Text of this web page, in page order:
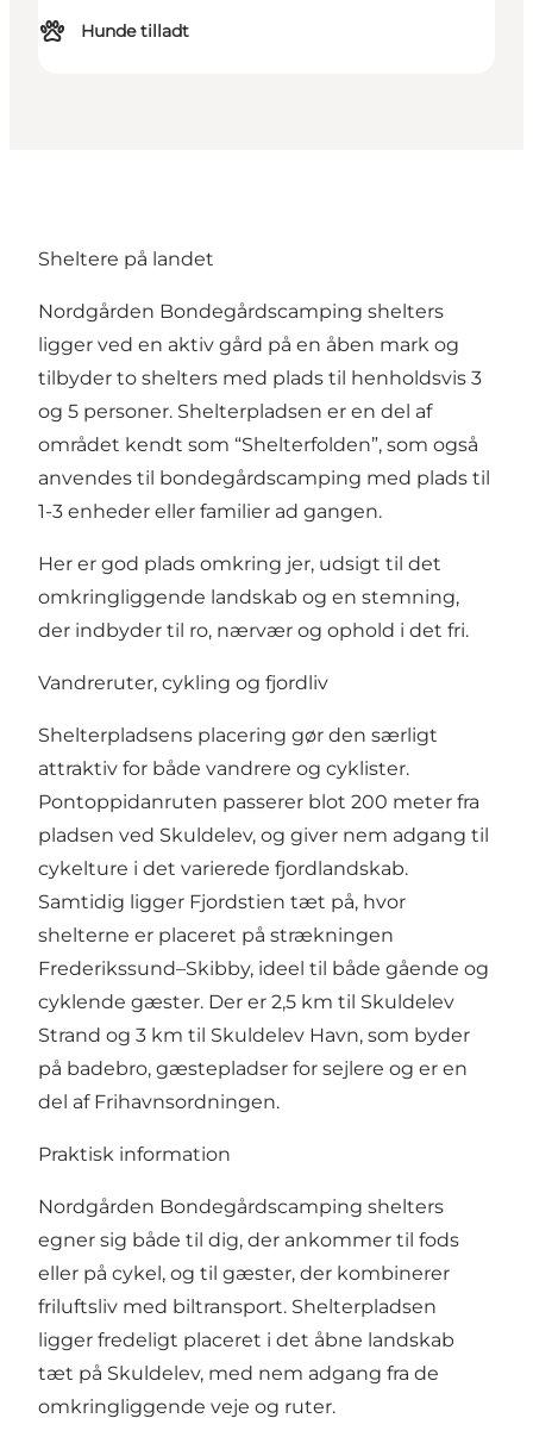
Hunde tilladt
Sheltere på landet
Nordgården Bondegårdscamping shelters
ligger ved en aktiv gård på en åben mark og
tilbyder to shelters med plads til henholdsvis 3
og 5 personer. Shelterpladsen er en del af
området kendt som “Shelterfolden”, som også
anvendes til bondegårdscamping med plads til
1-3 enheder eller familier ad gangen.
Her er god plads omkring jer, udsigt til det
omkringliggende landskab og en stemning,
der indbyder til ro, nærvær og ophold i det fri.
Vandreruter, cykling og fjordliv
Shelterpladsens placering gør den særligt
attraktiv for både vandrere og cyklister.
Pontoppidanruten passerer blot 200 meter fra
pladsen ved Skuldelev, og giver nem adgang til
cykelture i det varierede fjordlandskab.
Samtidig ligger Fjordstien tæt på, hvor
shelterne er placeret på strækningen
Frederikssund–Skibby, ideel til både gående og
cyklende gæster. Der er 2,5 km til Skuldelev
Strand og 3 km til Skuldelev Havn, som byder
på badebro, gæstepladser for sejlere og er en
del af Frihavnsordningen.
Praktisk information
Nordgården Bondegårdscamping shelters
egner sig både til dig, der ankommer til fods
eller på cykel, og til gæster, der kombinerer
friluftsliv med biltransport. Shelterpladsen
ligger fredeligt placeret i det åbne landskab
tæt på Skuldelev, med nem adgang fra de
omkringliggende veje og ruter.